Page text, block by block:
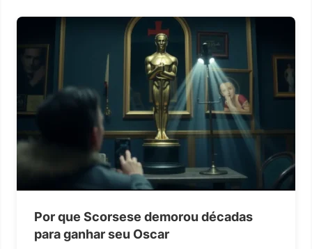
Por que Scorsese demorou décadas
para ganhar seu Oscar